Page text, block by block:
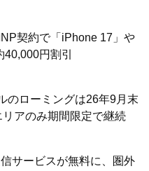
契約で「iPhone 17」や
40,000円割引
のローミングは26年9月末
アのみ期間限定で継続
信サービスが無料に、圏外